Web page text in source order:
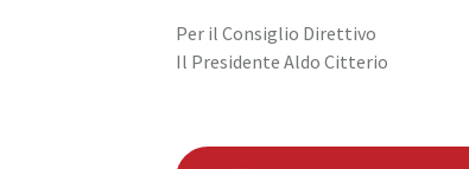
Per il Consiglio Direttivo
Il Presidente Aldo Citterio